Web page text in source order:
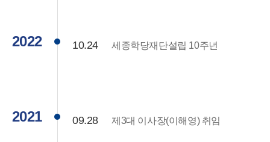
2022 10.24 세종학당재단설립 10주년
2021 09.28 제3대 이사장(이해영) 취임